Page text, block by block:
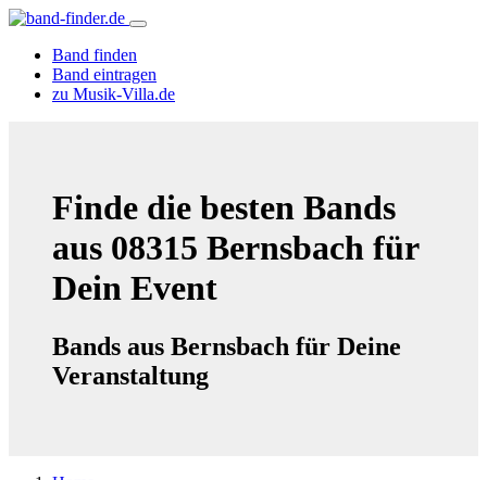
Band finden
Band eintragen
zu Musik-Villa.de
Finde die besten Bands
aus 08315 Bernsbach für
Dein Event
Bands aus Bernsbach für Deine
Veranstaltung